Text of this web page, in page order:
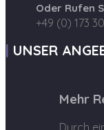
Oder Rufen
+49 (0) 173
UNSER
Mehr
Durch